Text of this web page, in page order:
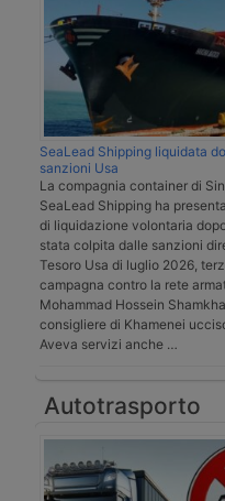
SeaLead Shipping liquidata
sanzioni Usa
La compagnia container di
SeaLead Shipping ha
di liquidazione volontaria
stata colpita dalle sanzioni
Tesoro Usa di luglio 2026,
campagna contro la rete
Mohammad Hossein
consigliere di Khamenei
Aveva servizi anche …
Autotrasporto
La neve chiude il
Brennero in
Austria con una
coda di 30 km